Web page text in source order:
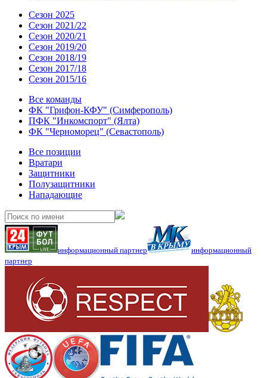
Сезон 2025
Сезон 2021/22
Сезон 2020/21
Сезон 2019/20
Сезон 2018/19
Сезон 2017/18
Сезон 2015/16
Все команды
ФК "Грифон-КФУ" (Симферополь)
ПФК "Инкомспорт" (Ялта)
ФК "Черноморец" (Севастополь)
Все позиции
Вратари
Защитники
Полузащитники
Нападающие
информационный партнер
информационный
партнер